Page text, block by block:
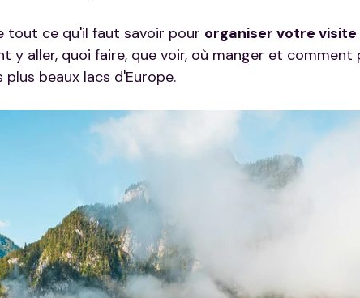
tout ce qu'il faut savoir pour organiser votre
y aller, quoi faire, que voir, où manger et
plus beaux lacs d'Europe.